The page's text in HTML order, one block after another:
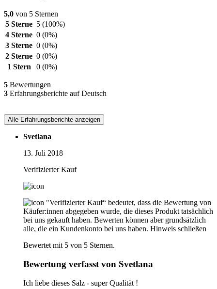
5,0 von 5 Sternen
5 Sterne 5 (100%)
4 Sterne 0 (0%)
3 Sterne 0 (0%)
2 Sterne 0 (0%)
1 Stern
0 (0%)
5 Bewertungen
3 Erfahrungsberichte auf Deutsch
Alle Erfahrungsberichte anzeigen
Svetlana
13. Juli 2018
Verifizierter Kauf
"Verifizierter Kauf“ bedeutet, dass die Bewertung von
Käufer:innen abgegeben wurde, die dieses Produkt tatsächlich
bei uns gekauft haben. Bewerten können aber grundsätzlich
alle, die ein Kundenkonto bei uns haben. Hinweis schließen
Bewertet mit 5 von 5 Sternen.
Bewertung verfasst von Svetlana
Ich liebe dieses Salz - super Qualität !